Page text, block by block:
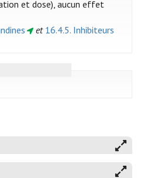
et dose), aucun effet
et 16.4.5. Inhibiteurs